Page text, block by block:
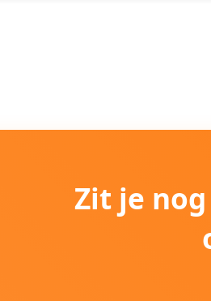
Zit je